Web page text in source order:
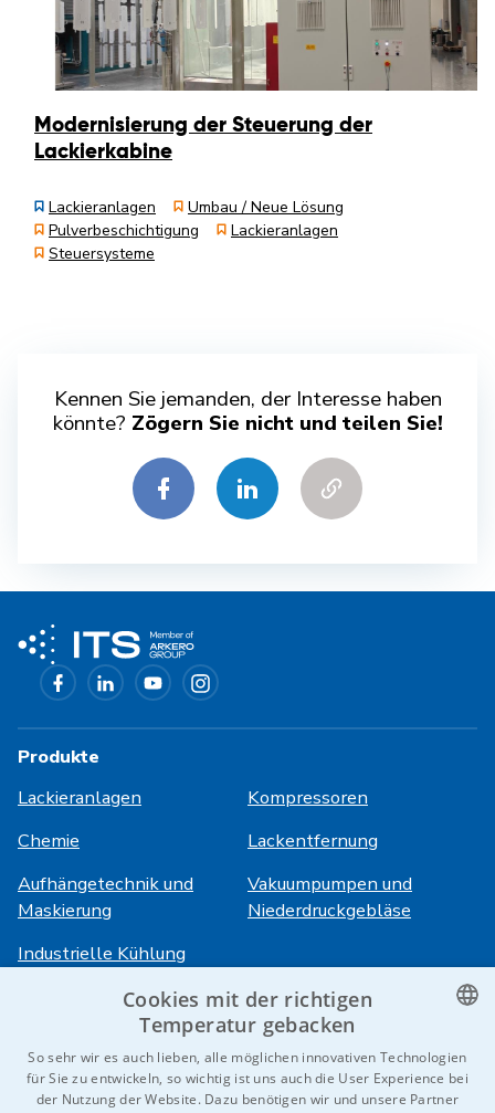
Modernisierung der Steuerung der
Lackierkabine
Lackieranlagen
Umbau / Neue Lösung
Pulverbeschichtigung
Lackieranlagen
Steuersysteme
Kennen Sie jemanden, der Interesse haben
könnte? Zögern Sie nicht und teilen Sie!
Produkte
Lackieranlagen
Kompressoren
Chemie
Lackentfernung
Aufhängetechnik und
Maskierung
Vakuumpumpen und
Niederdruckgebläse
Industrielle Kühlung
Dienstleistungen
Über ITS
Anmeldung
HiVision
Technische Datenblätter
CZECH
Cookies mit der richtigen
Temperatur gebacken
So sehr wir es auch lieben, alle möglichen innovativen Technologien
für Sie zu entwickeln, so wichtig ist uns auch die User Experience bei
der Nutzung der Website. Dazu benötigen wir und unsere Partner